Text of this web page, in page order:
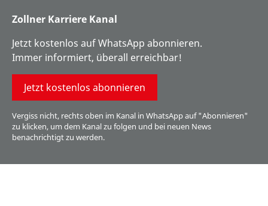
Zollner Karriere Kanal
Jetzt kostenlos auf WhatsApp abonnieren.
Immer informiert, überall erreichbar!
Jetzt kostenlos abonnieren
Vergiss nicht, rechts oben im Kanal in WhatsApp auf "Abonnieren"
zu klicken, um dem Kanal zu folgen und bei neuen News
benachrichtigt zu werden.